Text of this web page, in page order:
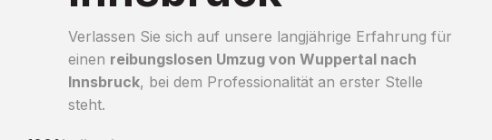
Verlassen Sie sich auf unsere langjährige Erfahrung für
einen reibungslosen Umzug von Wuppertal nach
Innsbruck, bei dem Professionalität an erster Stelle
steht.